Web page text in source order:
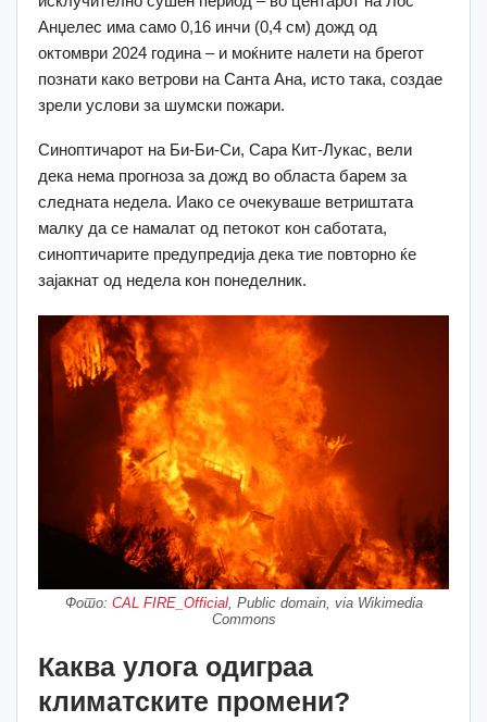
Анџелес има само 0,16 инчи (0,4 см) дожд од
октомври 2024 година – и моќните налети на брегот
познати како ветрови на Санта Ана, исто така, создае
зрели услови за шумски пожари.
Синоптичарот на Би-Би-Си, Сара Кит-Лукас, вели
дека нема прогноза за дожд во областа барем за
следната недела. Иако се очекуваше ветриштата
малку да се намалат од петокот кон саботата,
синоптичарите предупредија дека тие повторно ќе
зајакнат од недела кон понеделник.
Фото: CAL FIRE_Official, Public domain, via Wikimedia
Commons
Каква улога одиграа
климатските промени?